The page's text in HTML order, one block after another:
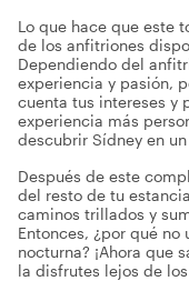
Lo que hace que este
de los anfitriones
Dependiendo del
experiencia y pasión,
cuenta tus intereses y
experiencia más
descubrir Sídney en
Después de este
del resto de tu
caminos trillados y
Entonces, ¿por qué
nocturna? ¡Ahora que
la disfrutes lejos de